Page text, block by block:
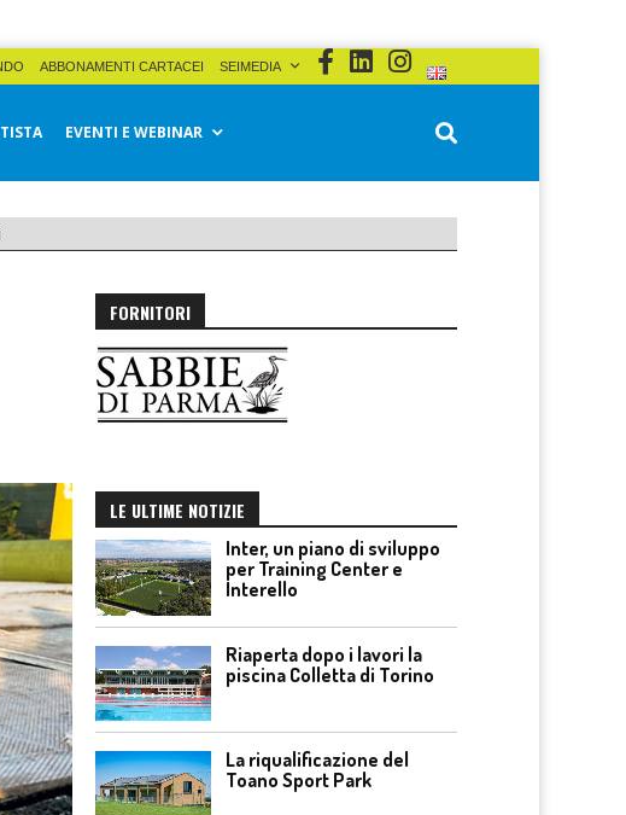
ABBONAMENTI CARTACEI SEIMEDIA
EVENTI E WEBINAR
FORNITORI
LE ULTIME NOTIZIE
Inter, un piano di sviluppo
per Training Center e
Interello
Riaperta dopo i lavori la
piscina Colletta di Torino
La riqualificazione del
Toano Sport Park